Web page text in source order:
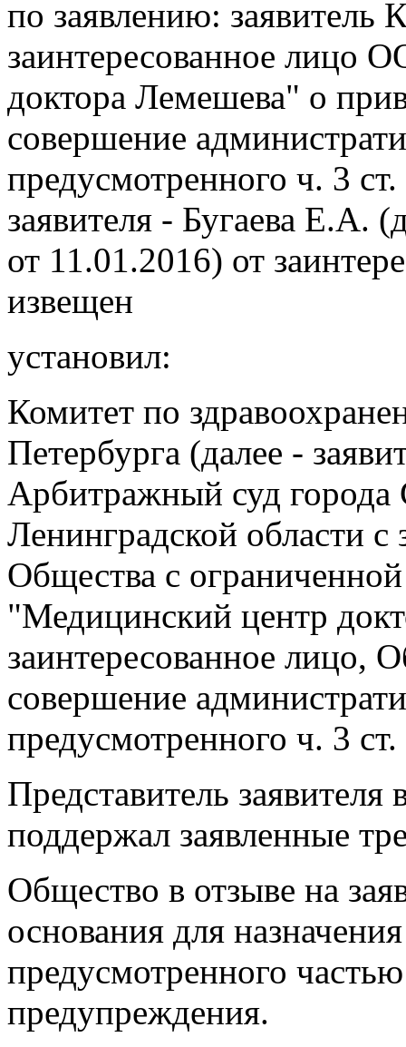
по заявлению: заявитель
заинтересованное лицо
доктора Лемешева" о
совершение
предусмотренного ч. 3
заявителя - Бугаева Е.А.
от 11.01.2016) от
извещен
установил:
Комитет по
Петербурга (далее -
Арбитражный суд города
Ленинградской области с
Общества с
"Медицинский центр
заинтересованное лицо,
совершение
предусмотренного ч. 3
Представитель заявителя
поддержал заявленные
Общество в отзыве на
основания для
предусмотренного
предупреждения.